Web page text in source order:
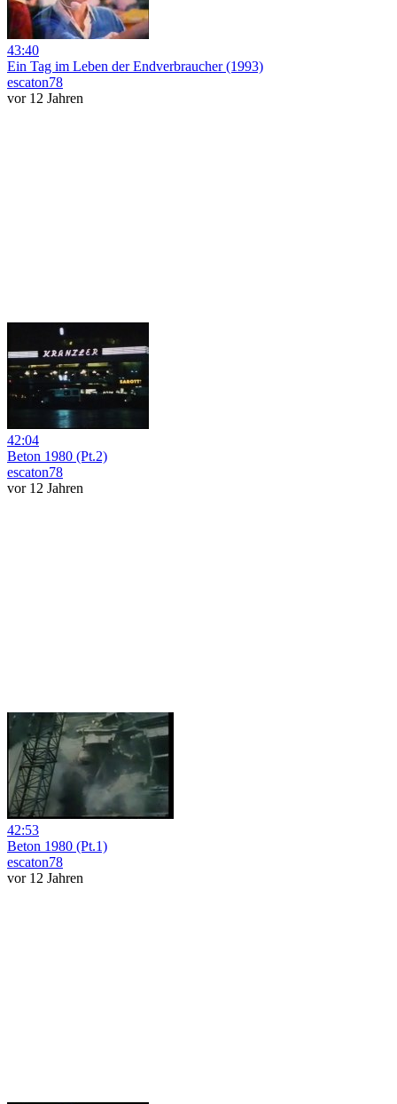
43:40
Ein Tag im Leben der Endverbraucher (1993)
escaton78
vor 12 Jahren
42:04
Beton 1980 (Pt.2)
escaton78
vor 12 Jahren
42:53
Beton 1980 (Pt.1)
escaton78
vor 12 Jahren